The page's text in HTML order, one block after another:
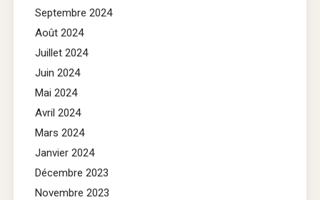
Septembre 2024
Août 2024
Juillet 2024
Juin 2024
Mai 2024
Avril 2024
Mars 2024
Janvier 2024
Décembre 2023
Novembre 2023